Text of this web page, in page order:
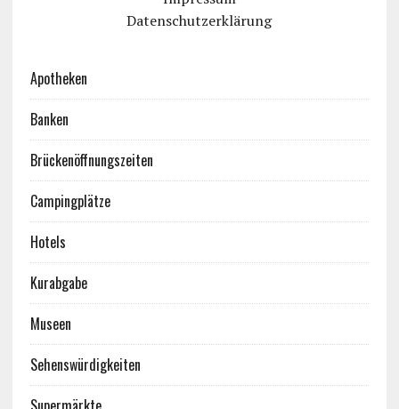
Datenschutzerklärung
Apotheken
Banken
Brückenöffnungszeiten
Campingplätze
Hotels
Kurabgabe
Museen
Sehenswürdigkeiten